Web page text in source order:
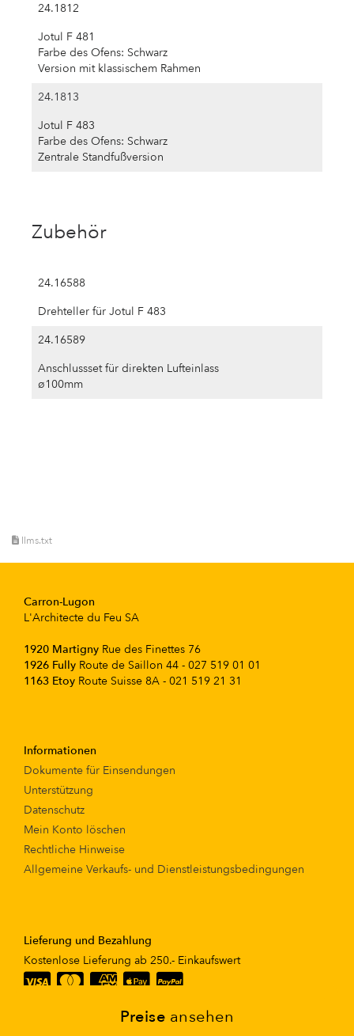
24.1812
Jotul F 481
Farbe des Ofens: Schwarz
Version mit klassischem Rahmen
24.1813
Jotul F 483
Farbe des Ofens: Schwarz
Zentrale Standfußversion
Zubehör
24.16588
Drehteller für Jotul F 483
24.16589
Anschlussset für direkten Lufteinlass
ø100mm
Preise ansehen
llms.txt
Carron-Lugon
L'Architecte du Feu SA
1920 Martigny Rue des Finettes 76
1926 Fully Route de Saillon 44 - 027 519 01 01
1163 Etoy Route Suisse 8A - 021 519 21 31
Informationen
Dokumente für Einsendungen
Unterstützung
Datenschutz
Mein Konto löschen
Rechtliche Hinweise
Allgemeine Verkaufs- und Dienstleistungsbedingungen
Lieferung und Bezahlung
Kostenlose Lieferung ab 250.- Einkaufswert